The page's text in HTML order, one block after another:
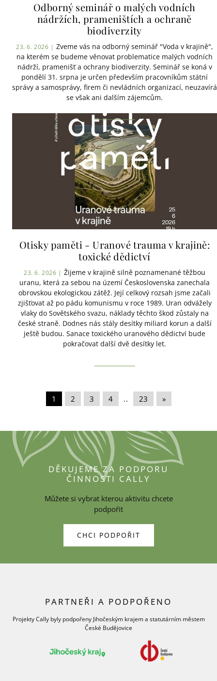
Odborný seminář o malých vodních
nádržích, prameništích a ochraně
biodiverzity
23. 6. 2026 | Zveme vás na odborný seminář "Voda v krajině",
na kterém se budeme věnovat problematice malých vodních
nádrží, pramenišť a ochrany biodiverzity. Seminář se koná v
pondělí 31. srpna je určen především pracovníkům státní
správy a samosprávy, firem či nevládních organizací, neuzavírá
se však ani dalším zájemcům.
Otisky paměti - Uranové trauma v krajině:
toxické dědictví
23. 6. 2026 | Žijeme v krajině silně poznamenané těžbou
uranu, která za sebou na území Československa zanechala
obrovskou ekologickou zátěž. Její celkový rozsah jsme začali
zjišťovat až po pádu komunismu v roce 1989. Uran odvážely
vlaky do Sovětského svazu, náklady těchto škod zůstaly na
české straně. Dodnes nás stály desítky miliard korun a další
ještě budou. Sanace toxického uranového dědictví bude
pokračovat další dvě desítky let.
1 2 3 4 .. 23 »
DĚKUJEME ZA PODPORU
ČINNOSTI CALLY
Můžete si vybrat kterou aktivitu chcete
podpořit
CHCI PODPOŘIT
PARTNEŘI A PODPOŘENO
Projekty Cally byly podpořeny Jihočeským krajem a statutárním městem
České Budějovice